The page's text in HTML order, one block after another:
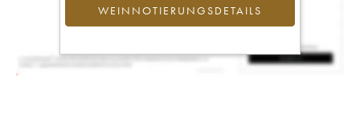
WEINNOTIERUNGSDETAILS